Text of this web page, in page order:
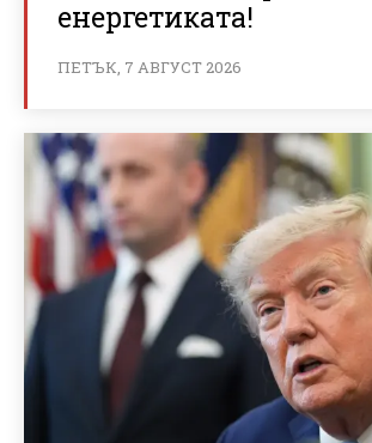
енергетиката!
ПЕТЪК, 7 АВГУСТ 2026